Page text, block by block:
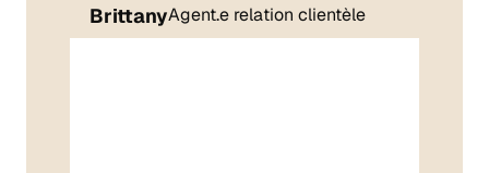
BrittanyAgent.e relation clientèle